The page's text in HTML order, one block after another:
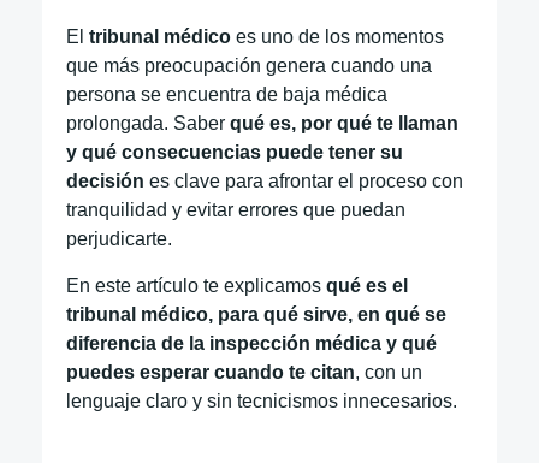
El tribunal médico es uno de los momentos
que más preocupación genera cuando una
persona se encuentra de baja médica
prolongada. Saber qué es, por qué te llaman
y qué consecuencias puede tener su
decisión es clave para afrontar el proceso con
tranquilidad y evitar errores que puedan
perjudicarte.
En este artículo te explicamos qué es el
tribunal médico, para qué sirve, en qué se
diferencia de la inspección médica y qué
puedes esperar cuando te citan, con un
lenguaje claro y sin tecnicismos innecesarios.